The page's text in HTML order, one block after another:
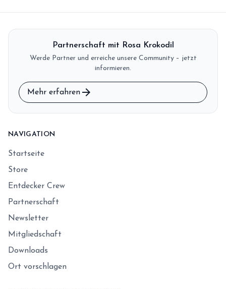
Partnerschaft mit Rosa Krokodil
Werde Partner und erreiche unsere Community – jetzt
informieren.
Mehr erfahren arrow_forward
NAVIGATION
Startseite
Store
Entdecker Crew
Partnerschaft
Newsletter
Mitgliedschaft
Downloads
Ort vorschlagen